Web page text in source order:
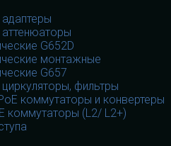
аттенюаторы
G652D
монтажные
G657
фильтры
коммутаторы и конвертеры
коммутаторы (L2/ L2+)